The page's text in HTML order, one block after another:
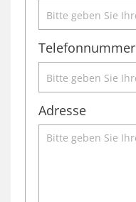
Telefonnummer
Adresse